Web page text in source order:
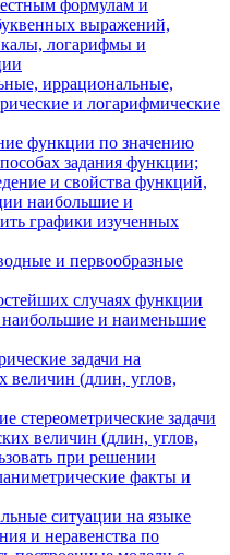
формулам и
выражений,
логарифмы и
иррациональные,
и логарифмические
функции по значению
задания функции;
и свойства функций,
наибольшие и
графики изученных
и первообразные
случаях функции
наибольшие и наименьшие
задачи на
величин (длин, углов,
стереометрические задачи
величин (длин, углов,
при решении
факты и
ситуации на языке
и неравенства по